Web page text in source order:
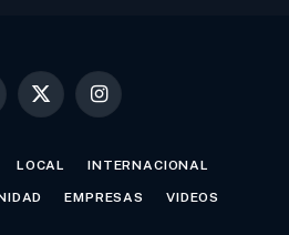
X
Instagram
LOCAL INTERNACIONAL
EMPRESAS VIDEOS